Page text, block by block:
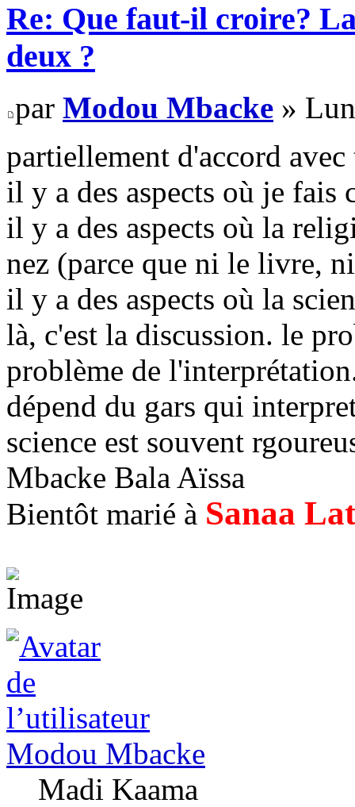
Re: Que faut-il croire?
deux ?
par Modou Mbacke »
partiellement d'accord
il y a des aspects où je
il y a des aspects où la
nez (parce que ni le livre,
il y a des aspects où la
là, c'est la discussion. le
problème de
dépend du gars qui
science est souvent
Mbacke Bala Aïssa
Bientôt marié à Sanaa
Modou Mbacke
Madi Kaama